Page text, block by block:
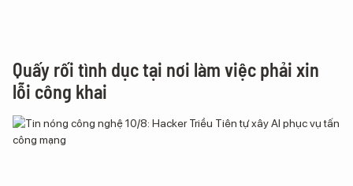
Quấy rối tình dục tại nơi làm việc phải xin
lỗi công khai